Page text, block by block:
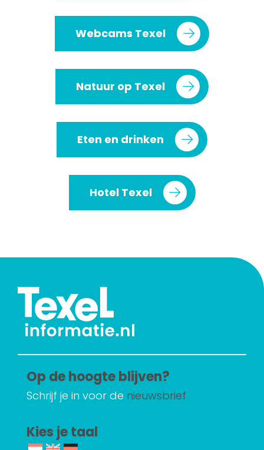
Webcams Texel
Natuur op Texel
Eten en drinken
Hotel Texel
Op de hoogte blijven?
Schrijf je in voor de nieuwsbrief
Kies je taal